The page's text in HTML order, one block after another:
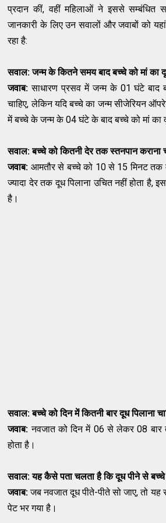
प्रदान कीं, वहीं महिलाओं ने इससे सम्बंधि‍त
जानकारी के लिए उन सवालों और जवाबों को
रहा है:
सवाल: जन्म के कितने समय बाद बच्चे को मां का
जवाब: साधारण प्रसव में जन्म के 01 घंटे बाद
चाहिए, लेकिन यदि बच्चे का जन्म सीजेरियन
में बच्चे के जन्म के 04 घंटे के बाद बच्चे को मां का
सवाल: बच्चे को कितनी देर तक स्तनपान कराना
जवाब: आमतौर से बच्चे को 10 से 15 मिनट तक
ज्यादा देर तक दूध पिलाना उचित नहीं होता
है।
सवाल: बच्चे को दिन में कितनी बार दूध पिलाना
जवाब: नवजात को दिन में 06 से लेकर 08 बार
होता है।
सवाल: यह कैसे पता चलता है कि दूध पीने से बच्चे
जवाब:जब नवजात दूध पीते-पीते सो जाए, तो
पेट भर गया है।